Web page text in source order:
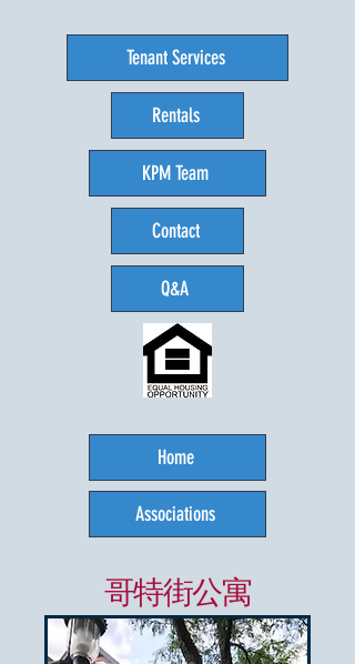
Tenant Services
Rentals
KPM Team
Contact
Q&A
Home
Associations
哥特街公寓